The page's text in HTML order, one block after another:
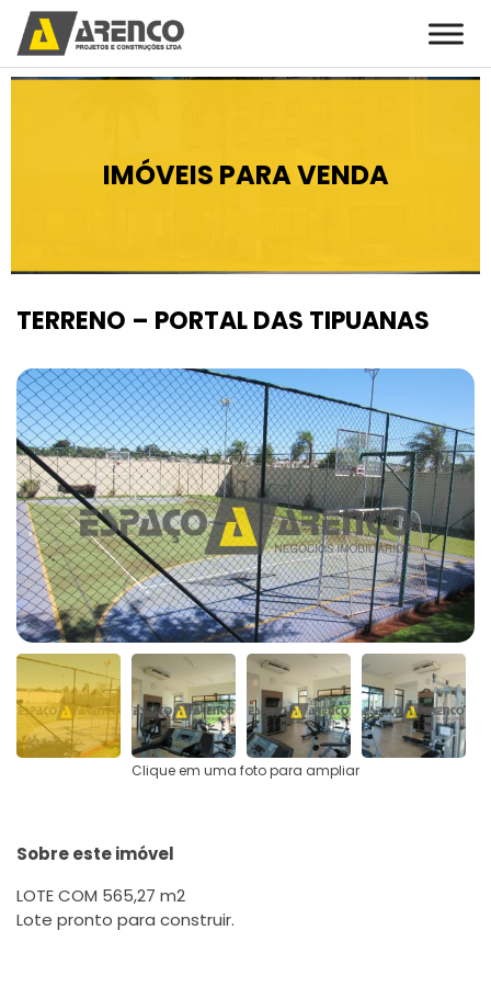
IMÓVEIS PARA VENDA
TERRENO – PORTAL DAS TIPUANAS
Clique em uma foto para ampliar
Sobre este imóvel
LOTE COM 565,27 m2
Lote pronto para construir.